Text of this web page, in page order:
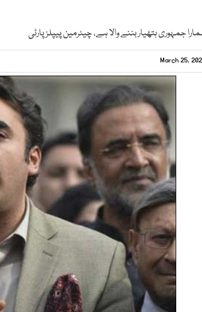
جمہوری ہتھیار بننے والا ہے، چیئرمین پیپلزپارٹی
March 25,